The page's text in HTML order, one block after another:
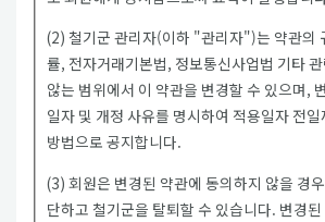
(2) 철기군 관리자(이하 "관리자")는 약관의
률, 전자거래기본법, 정보통신사업법 기타
않는 범위에서 이 약관을 변경할 수 있으며,
일자 및 개정 사유를 명시하여 적용일자 전
방법으로 공지합니다.
(3) 회원은 변경된 약관에 동의하지 않을 경
단하고 철기군을 탈퇴할 수 있습니다. 변경